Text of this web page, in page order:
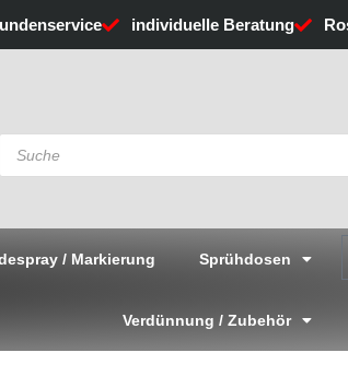
individuelle Beratung
Products
search
/ Markierung Sprühdosen
Verdünnung / Zubehör